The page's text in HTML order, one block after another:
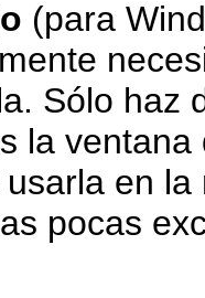
(para
Sólo haz
la
en
pocas